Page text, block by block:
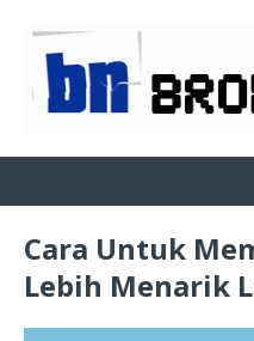
Cara Untuk
Lebih Menarik